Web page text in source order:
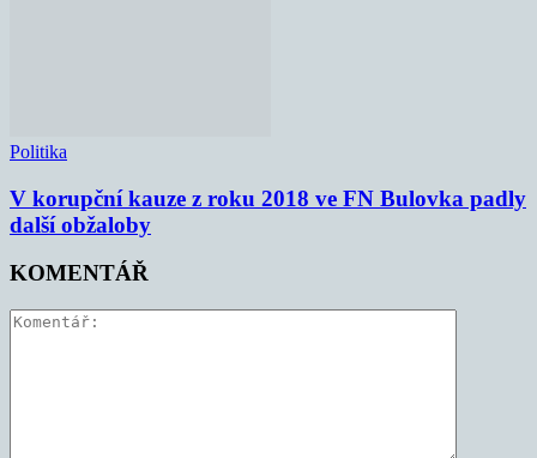
Politika
V korupční kauze z roku 2018 ve FN Bulovka padly
další obžaloby
KOMENTÁŘ